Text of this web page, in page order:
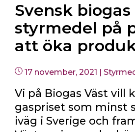
Svensk
styrmedel på
att öka
17 november, 2021 | Postad
Vi på Biogas Väst vill
gaspriset som minst
iväg i Sverige och